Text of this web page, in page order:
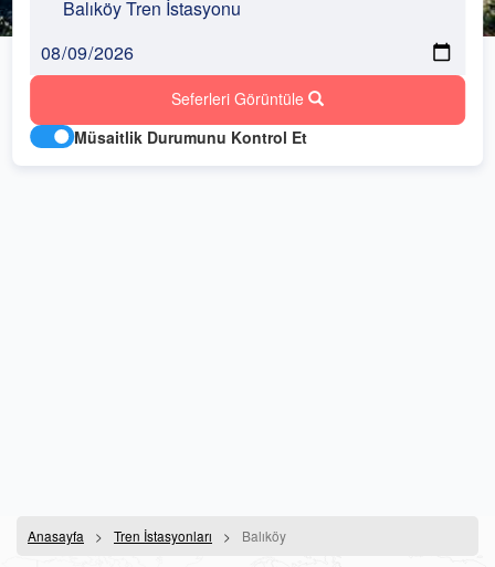
Seferleri Görüntüle
Müsaitlik Durumunu Kontrol Et
Anasayfa Tren İstasyonları Balıköy